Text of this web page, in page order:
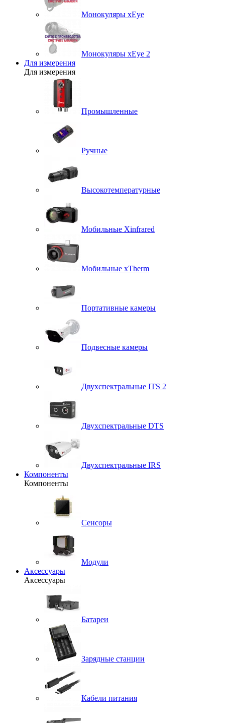
Монокуляры xEye
Монокуляры xEye 2
Для измерения
Для измерения
Промышленные
Ручные
Высокотемпературные
Мобильные Xinfrared
Мобильные xTherm
Портативные камеры
Подвесные камеры
Двухспектральные ITS 2
Двухспектральные DTS
Двухспектральные IRS
Компоненты
Компоненты
Сенсоры
Модули
Аксессуары
Аксессуары
Батареи
Зарядные станции
Кабели питания